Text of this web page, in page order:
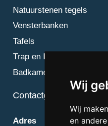
Wij
Wij
en
Natuurstenen tegels
Vensterbanken
Tafels
Trap en Bordes
Badkamer
Contactgegevens
Adres